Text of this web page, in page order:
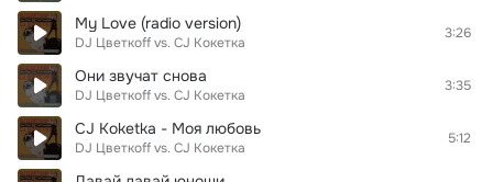
My Love (radio version)
DJ Цветкoff vs. CJ Кокетка
3:26
Они звучат снова
DJ Цветкoff vs. CJ Кокетка
3:35
CJ Koketka - Моя любовь
DJ Цветкoff vs. CJ Кокетка
5:12